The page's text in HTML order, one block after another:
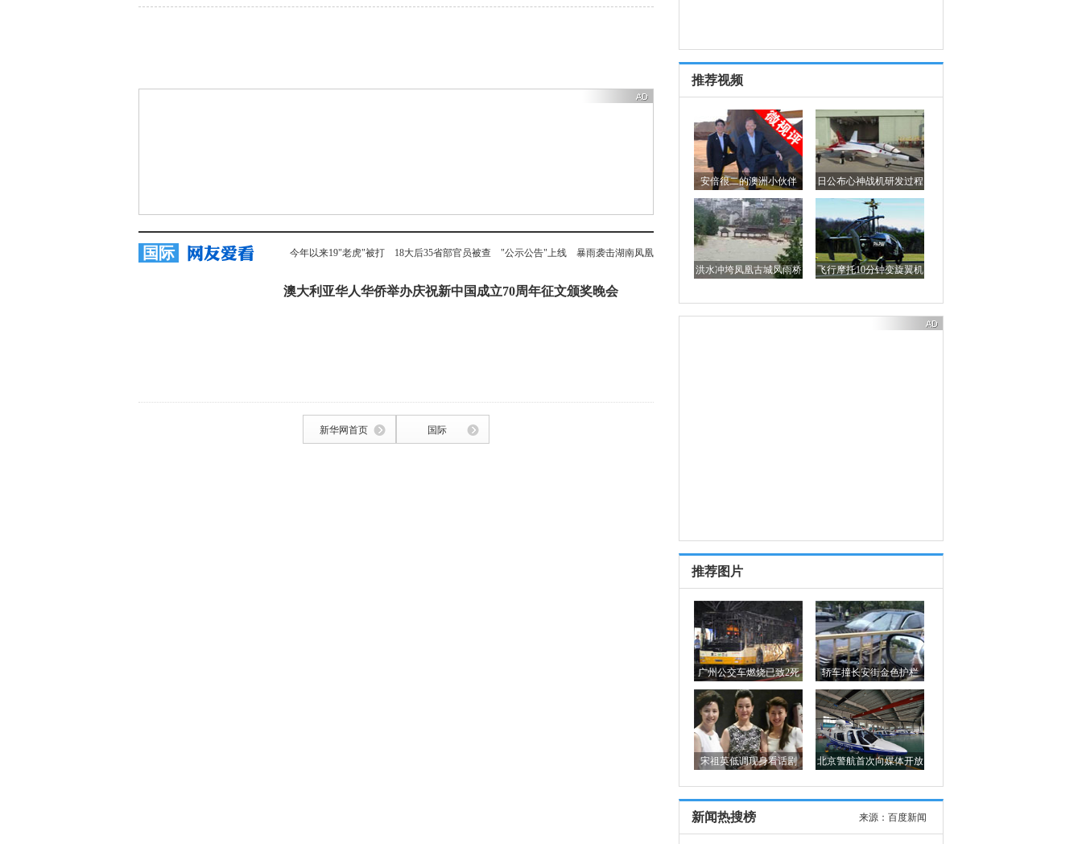
国际 今年以来19"老虎"被打 18大后35省部官员被查 "公示公告"上线 暴雨袭击湖南凤凰
紧急转移12万人
澳大利亚华人华侨举办庆祝新中国成立70周年征文颁奖晚会
新华网首页 国际
推荐视频
安倍很二的澳洲小伙伴 日公布心神战机研发过程
洪水冲垮凤凰古城风雨桥 飞行摩托10分钟变旋翼机
推荐图片
广州公交车燃烧已致2死 轿车撞长安街金色护栏
宋祖英低调现身看话剧 北京警航首次向媒体开放
来源： 百度新闻
新闻热搜榜